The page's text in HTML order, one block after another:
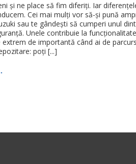
și ne place să fim diferiți. Iar
Cei mai mulți vor să-și pună
sau te gândești să cumperi unul
Unele contribuie la
extrem de importantă când ai de
poți [...]